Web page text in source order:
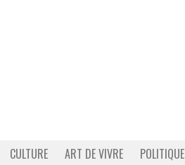
CULTURE ART DE VIVRE POLITIQUE